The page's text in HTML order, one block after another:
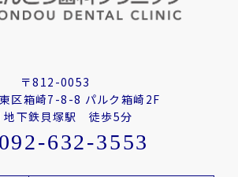
〒812-0053
区箱崎7-8-8 パルク箱崎2F
地下鉄貝塚駅 徒歩5分
092-632-3553